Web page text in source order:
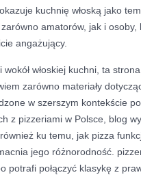
kuchnię włoską jako
amatorów, jak i
angażujący.
włoskiej kuchni, ta
zarówno materiały
w szerszym kontekście
z pizzeriami w Polsce, blog
ku temu, jak pizza
jego różnorodność.
potrafi połączyć klasykę z